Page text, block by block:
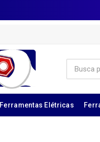
Ferramentas Elétricas